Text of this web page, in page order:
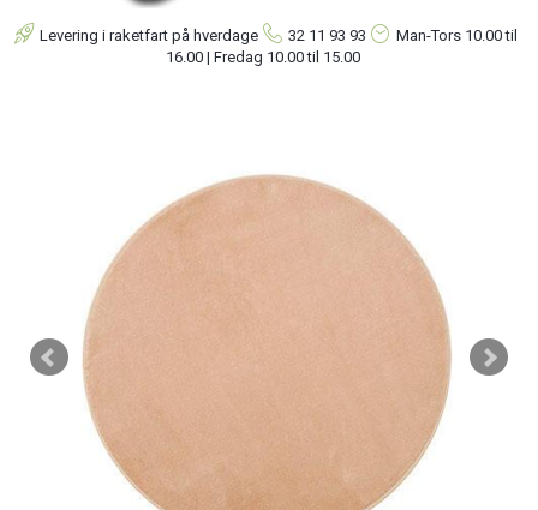
Levering i raketfart på hverdage 32 11 93 93 Man-Tors 10.00 til
16.00 | Fredag 10.00 til 15.00